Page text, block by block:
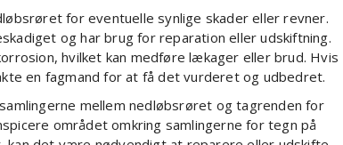
for eventuelle synlige skader eller revner.
og har brug for reparation eller udskiftning.
hvilket kan medføre lækager eller brud. Hvis
en fagmand for at få det vurderet og udbedret.
mellem nedløbsrøret og tagrenden for
området omkring samlingerne for tegn på